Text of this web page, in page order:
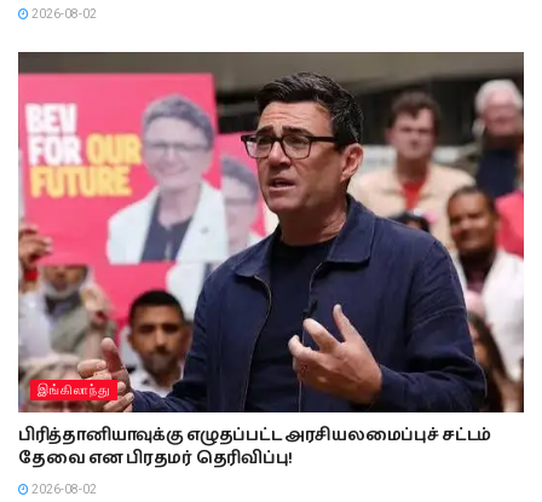
2026-08-02
இங்கிலாந்து
பிரித்தானியாவுக்கு எழுதப்பட்ட அரசியலமைப்புச் சட்டம்
தேவை என பிரதமர் தெரிவிப்பு!
2026-08-02